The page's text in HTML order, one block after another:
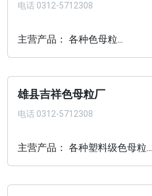
电话 0312-5712308
主营产品： 各种色母粒...
雄县吉祥色母粒厂
电话 0312-5712308
主营产品： 各种塑料级色母粒...